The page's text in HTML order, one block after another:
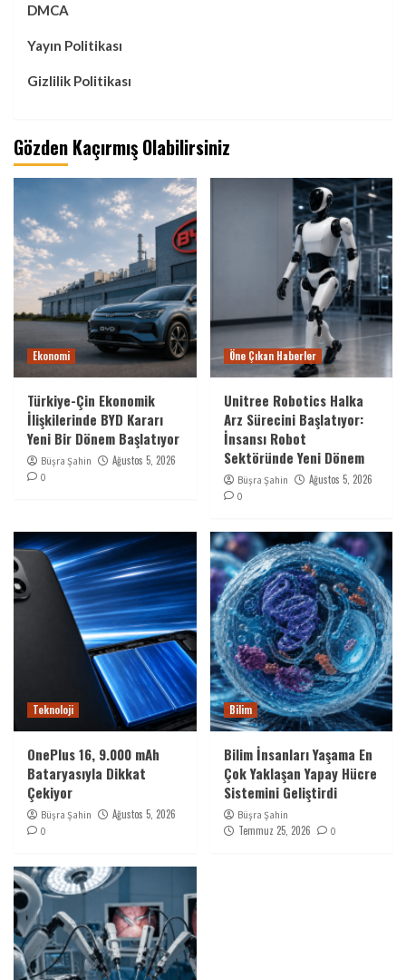
DMCA
Yayın Politikası
Gizlilik Politikası
Gözden Kaçırmış Olabilirsiniz
Ekonomi
Türkiye-Çin Ekonomik
İlişkilerinde BYD Kararı
Yeni Bir Dönem Başlatıyor
Büşra Şahin Ağustos 5, 2026
0
Öne Çıkan Haberler
Unitree Robotics Halka
Arz Sürecini Başlatıyor:
İnsansı Robot
Sektöründe Yeni Dönem
Büşra Şahin Ağustos 5, 2026
0
Teknoloji
OnePlus 16, 9.000 mAh
Bataryasıyla Dikkat
Çekiyor
Büşra Şahin Ağustos 5, 2026
0
Bilim
Bilim İnsanları Yaşama En
Çok Yaklaşan Yapay Hücre
Sistemini Geliştirdi
Büşra Şahin
Temmuz 25, 2026 0